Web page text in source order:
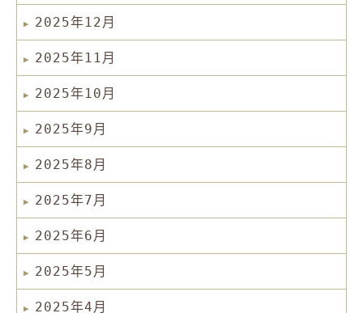
2025年12月
2025年11月
2025年10月
2025年9月
2025年8月
2025年7月
2025年6月
2025年5月
2025年4月